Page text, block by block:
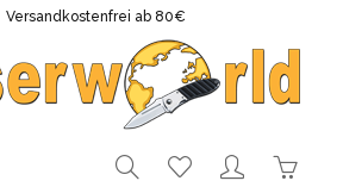
Versandkostenfrei ab 80€
Gratisversand sichern!